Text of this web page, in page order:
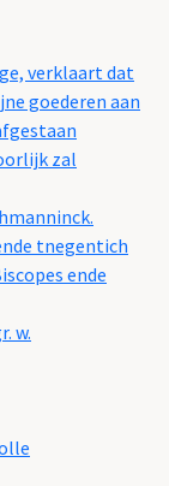
verklaart dat
goederen aan
zal
tnegentich
ende
w.